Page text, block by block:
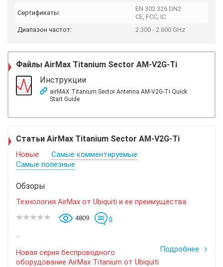
Сертификаты:
EN 302 326 DN2
CE, FCC, IC
Диапазон частот:
2.300 ‑ 2.600 GHz
Файлы AirMax Titanium Sector AM-V2G-Ti
Инструкции
airMAX Titanium Sector Antenna AM-V2G-Ti Quick
Start Guide
Статьи AirMax Titanium Sector AM-V2G-Ti
Новые
Самые комментируемые
Самые полезные
Обзоры
Технология AirMax от Ubiquiti и ее преимущества.
4809 0
...
Подробнее
Новая серия беспроводного
оборудование AirMax Titanium от Ubiquiti